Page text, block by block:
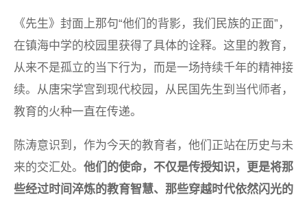
《先生》封面上那句“他们的背影，我们民族的正面”，
在镇海中学的校园里获得了具体的诠释。这里的教育，
从来不是孤立的当下行为，而是一场持续千年的精神接
续。从唐宋学宫到现代校园，从民国先生到当代师者，
教育的火种一直在传递。
陈涛意识到，作为今天的教育者，他们正站在历史与未
来的交汇处。 他们的使命，不仅是传授知识，更是将那
些经过时间淬炼的教育智慧、那些穿越时代依然闪光的